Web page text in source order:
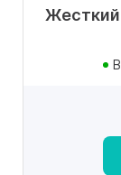
Жесткий